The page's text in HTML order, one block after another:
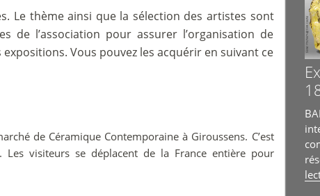
Le thème ainsi que la sélection des artistes sont
de l’association pour assurer l’organisation de
Vous pouvez les acquérir en suivant ce
de Céramique Contemporaine à Giroussens. C’est
Les visiteurs se déplacent de la France entière pour